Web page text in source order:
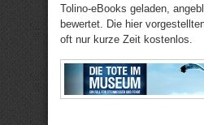
Tolino-eBooks geladen,
bewertet. Die hier
oft nur kurze Zeit kostenlos.